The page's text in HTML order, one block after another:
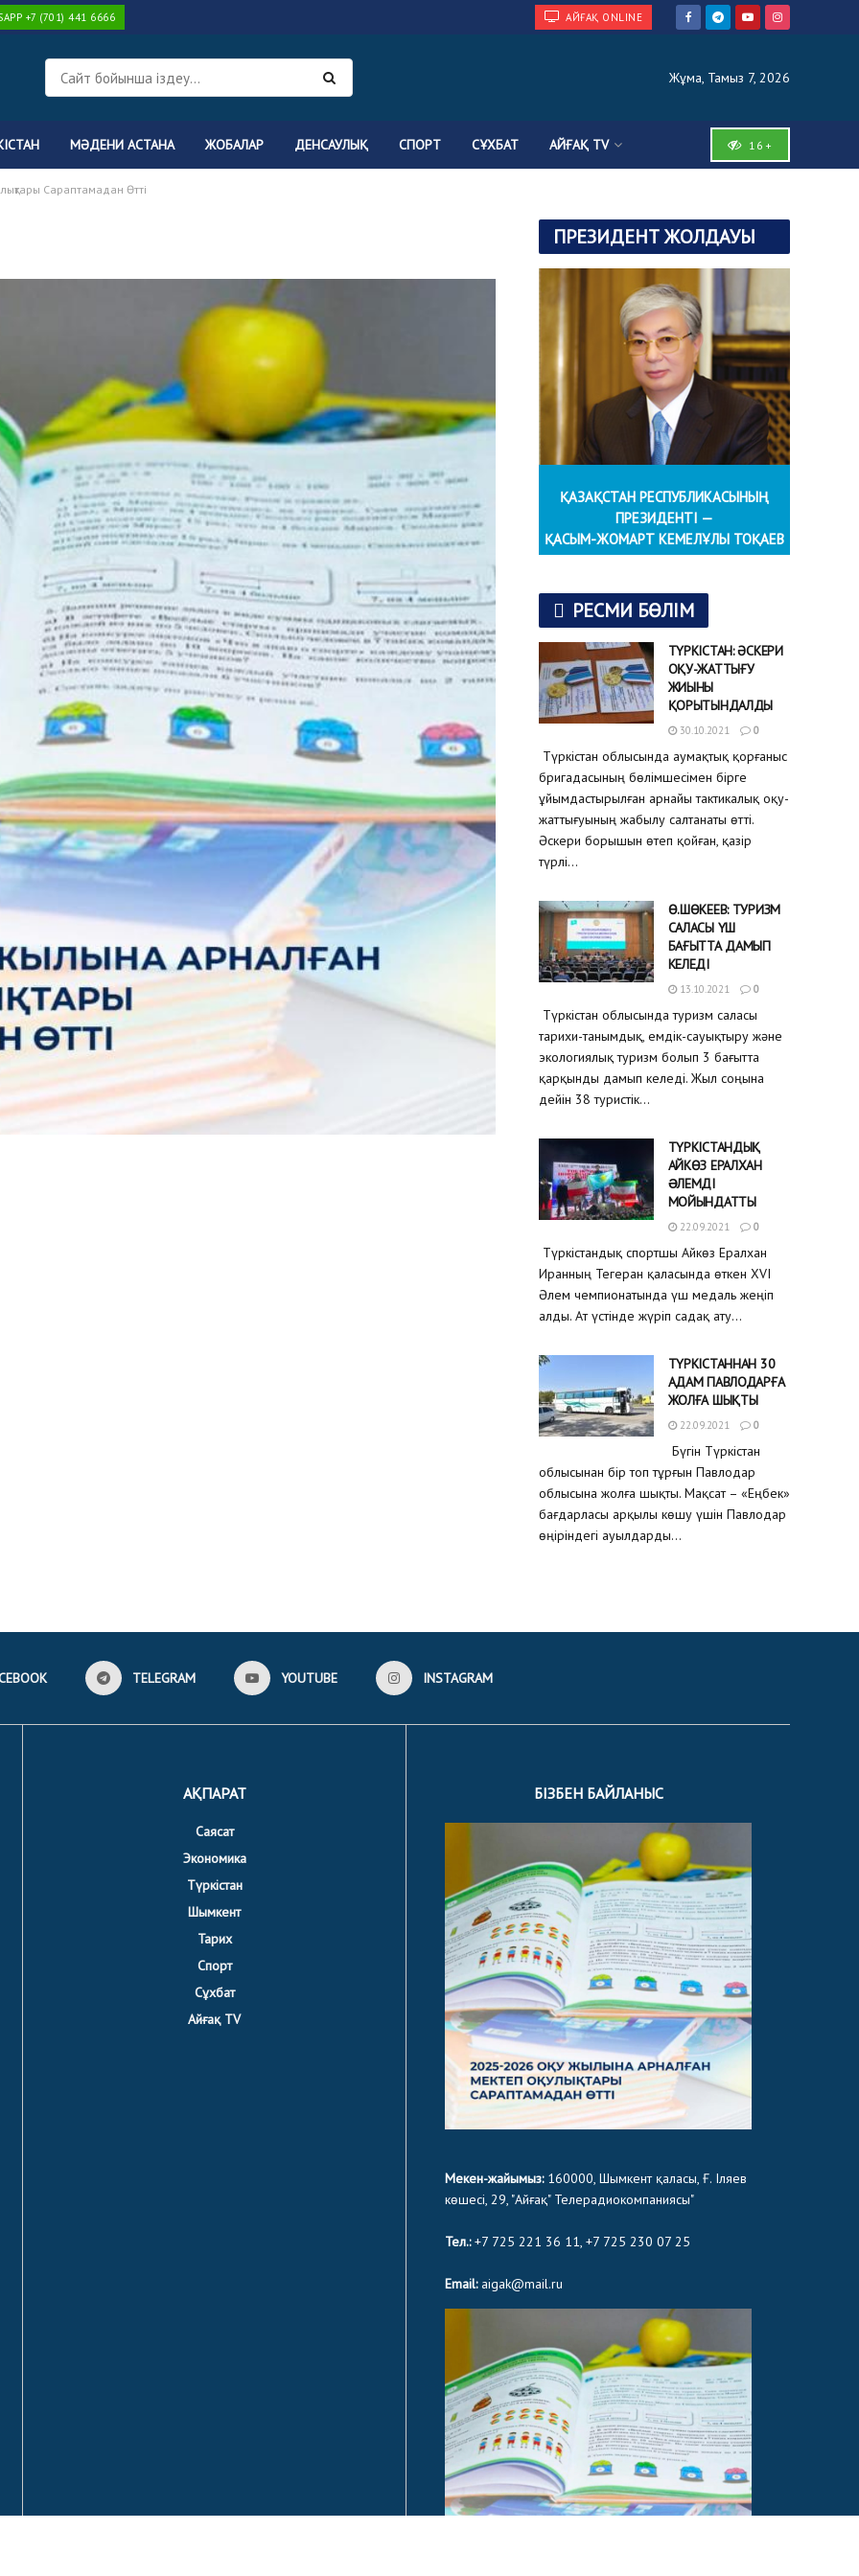
+7 (701) 441 6666 АЙҒАҚ ONLINE
Жұма, Тамыз 7, 2026
МӘДЕНИ АСТАНА ЖОБАЛАР ДЕНСАУЛЫҚ СПОРТ СҰХБАТ АЙҒАҚ TV 16+
Сараптамадан Өтті
ПРЕЗИДЕНТ ЖОЛДАУЫ
ҚАЗАҚСТАН РЕСПУБЛИКАСЫНЫҢ
ПРЕЗИДЕНТІ —
ҚАСЫМ-ЖОМАРТ КЕМЕЛҰЛЫ ТОҚАЕВ
РЕСМИ БӨЛІМ
ТҮРКІСТАН: ӘСКЕРИ
ОҚУ-ЖАТТЫҒУ
ЖИЫНЫ
ҚОРЫТЫНДАЛДЫ
30.10.2021 0
Түркістан облысында аумақтық қорғаныс
бригадасының бөлімшесімен бірге
ұйымдастырылған арнайы тактикалық оқу-
жаттығуының жабылу салтанаты өтті.
Әскери борышын өтеп қойған, қазір
түрлі...
Ө.ШӨКЕЕВ: ТУРИЗМ
САЛАСЫ ҮШ
БАҒЫТТА ДАМЫП
КЕЛЕДІ
13.10.2021 0
Түркістан облысында туризм саласы
тарихи-танымдық, емдік-сауықтыру және
экологиялық туризм болып 3 бағытта
қарқынды дамып келеді. Жыл соңына
дейін 38 туристік...
ТҮРКІСТАНДЫҚ
АЙКӨЗ ЕРАЛХАН
ƏЛЕМДІ
МОЙЫНДАТТЫ
22.09.2021 0
Түркістандық спортшы Айкөз Ералхан
Иранның Тегеран қаласында өткен XVI
Әлем чемпионатында үш медаль жеңіп
алды. Ат үстінде жүріп садақ ату...
ТҮРКІСТАННАН 30
АДАМ ПАВЛОДАРҒА
ЖОЛҒА ШЫҚТЫ
22.09.2021 0
Бүгін Түркістан
облысынан бір топ тұрғын Павлодар
облысына жолға шықты. Мақсат – «Еңбек»
бағдарласы арқылы көшу үшін Павлодар
өңіріндегі ауылдарды...
TELEGRAM YOUTUBE INSTAGRAM
АҚПАРАТ
Саясат
Экономика
Түркістан
Шымкент
Тарих
Спорт
Сұхбат
Айғақ TV
БІЗБЕН БАЙЛАНЫС
Мекен-жайымыз:160000, Шымкент қаласы, Ғ. Іляев
көшесі, 29, "Айғақ" Телерадиокомпаниясы"
Тел.:+7 725 221 36 11, +7 725 230 07 25
Email:aigak@mail.ru